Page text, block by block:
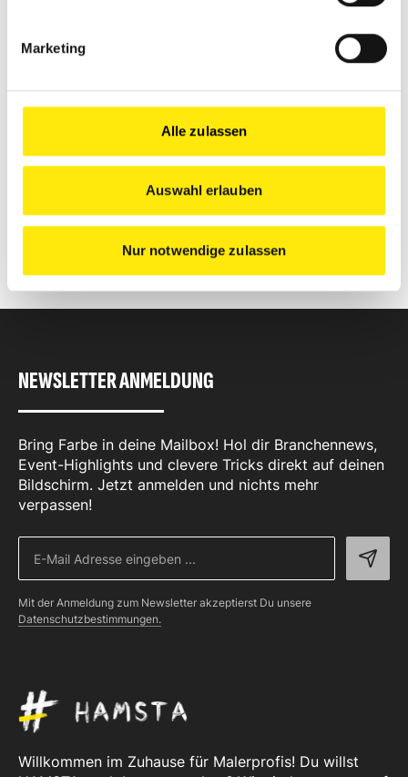
Marketing
Alle zulassen
Auswahl erlauben
Nur notwendige zulassen
Mit dem Absenden des Formulars habe ich die
Anfrage senden
NEWSLETTER ANMELDUNG
Bring Farbe in deine Mailbox! Hol dir Branchennews,
Event-Highlights und clevere Tricks direkt auf deinen
Bildschirm. Jetzt anmelden und nichts mehr
verpassen!
Mit der Anmeldung zum Newsletter akzeptierst Du unsere
Datenschutzbestimmungen.
Willkommen im Zuhause für Malerprofis! Du willst